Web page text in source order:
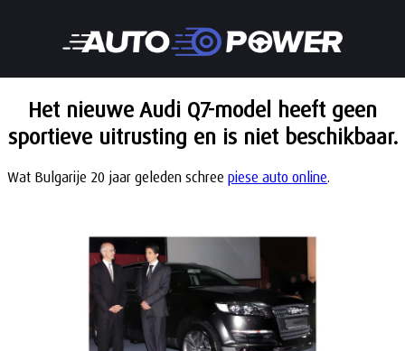
Het nieuwe Audi Q7-model heeft geen
sportieve uitrusting en is niet beschikbaar.
Wat Bulgarije 20 jaar geleden schree piese auto online.